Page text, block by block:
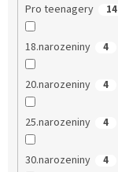
Pro teenagery 14
18.narozeniny 4
20.narozeniny 4
25.narozeniny 4
30.narozeniny 4